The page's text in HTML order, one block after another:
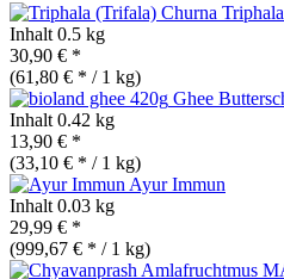
Inhalt 0.5 kg
30,90 € *
(61,80 € * / 1 kg)
Ghee
Inhalt 0.42 kg
13,90 € *
(33,10 € * / 1 kg)
Ayur Immun
Inhalt 0.03 kg
29,99 € *
(999,67 € * / 1 kg)